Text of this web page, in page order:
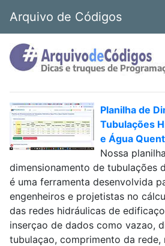
Arquivo de Códigos
Planilha de
Tubulações
e Água
Nossa
dimensionamento de tubulações
é uma ferramenta desenvolvida
engenheiros e projetistas no
das redes hidráulicas de
inserçao de dados como vazao,
tubulaçao, comprimento da